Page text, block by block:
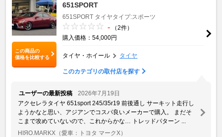
この商品の
価格を比較する
651SPORT
651SPORT タイヤタイプ:スポーツ
-
（2件）
購入価格：54,000円
タイヤ・ホイール タイヤ
このカテゴリの取付店を探す
ユーザーの最新投稿
2026年7月19日
アクセレラタイヤ 651sport 245/35r19 前後通し サーキット走行し
ようかなと思い、アジアンでコスパ良いメーカーで購入。 まだそ
こまで攻めていないので、これからかな… トレッドパターン ...
HIЯO.MARKX （愛車：トヨタ マークX）